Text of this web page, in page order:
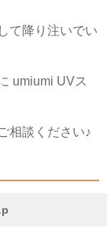
て降り注いでい
umiumi UVス
相談ください♪